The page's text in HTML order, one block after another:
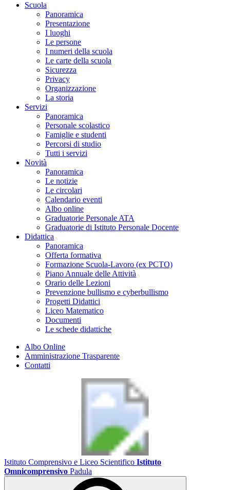
Scuola
Panoramica
Presentazione
I luoghi
Le persone
I numeri della scuola
Le carte della scuola
Sicurezza
Privacy
Organizzazione
La storia
Servizi
Panoramica
Personale scolastico
Famiglie e studenti
Percorsi di studio
Tutti i servizi
Novità
Panoramica
Le notizie
Le circolari
Calendario eventi
Albo online
Graduatorie Personale ATA
Graduatorie di Istituto Personale Docente
Didattica
Panoramica
Offerta formativa
Formazione Scuola-Lavoro (ex PCTO)
Piano Annuale delle Attività
Orario delle Lezioni
Prevenzione bullismo e cyberbullismo
Progetti Didattici
Liceo Matematico
Documenti
Le schede didattiche
Albo Online
Amministrazione Trasparente
Contatti
Istituto Comprensivo e Liceo Scientifico Istituto
Omnicomprensivo Padula